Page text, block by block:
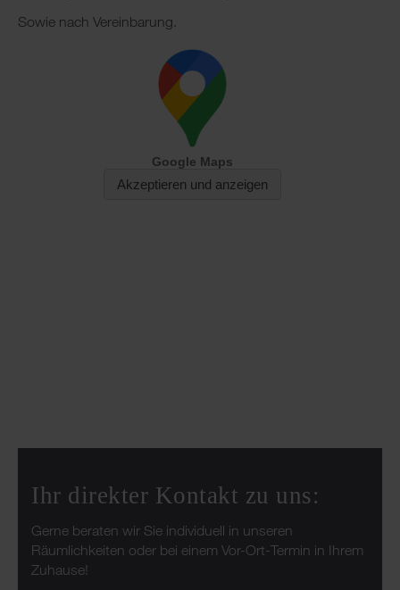
Sowie nach Vereinbarung.
Ihr direkter Kontakt zu uns:
Gerne beraten wir Sie individuell in unseren
Räumlichkeiten oder bei einem Vor-Ort-Termin in Ihrem
Zuhause!